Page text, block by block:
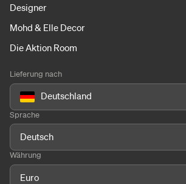
Designer
Mohd & Elle Decor
Die Aktion Room
Lieferung nach
Deutschland
Sprache
Deutsch
Währung
Euro